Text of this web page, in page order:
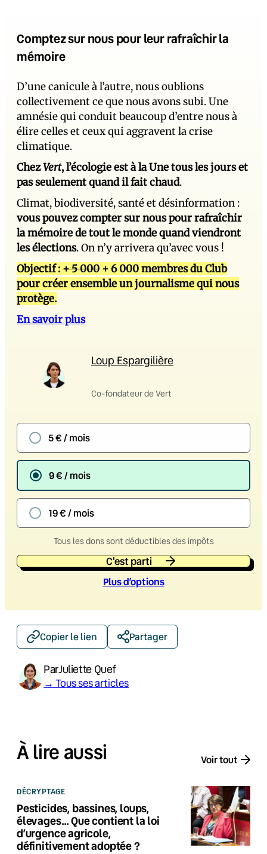
Comptez sur nous pour leur rafraîchir la
mémoire
D’une canicule à l’autre, nous oublions
collectivement ce que nous avons subi. Une
amnésie qui conduit beaucoup d’entre nous à
élire celles et ceux qui aggravent la crise
climatique.
ChezVert, l’écologie est à la Une tous les jours et
pas seulement quand il fait chaud.
Climat, biodiversité, santé et désinformation :
vous pouvez compter sur nous pour rafraîchir
la mémoire de tout le monde quand viendront
les élections. On n’y arrivera qu’avec vous !
Objectif :+ 5 000 + 6 000 membres du Club
pour créer ensemble un journalisme qui nous
protège.
En savoir plus
Loup Espargilière
Co-fondateur de Vert
5 € / mois
9 € / mois
19 € / mois
Tous les dons sont déductibles des impôts
C'est parti
Plus d’options
Copier le lien Partager
ParJuliette Quef
→ Tous ses articles
À lire aussi Voir tout
DÉCRYPTAGE
Pesticides, bassines, loups,
élevages… Que contient la loi
d’urgence agricole,
définitivement adoptée ?